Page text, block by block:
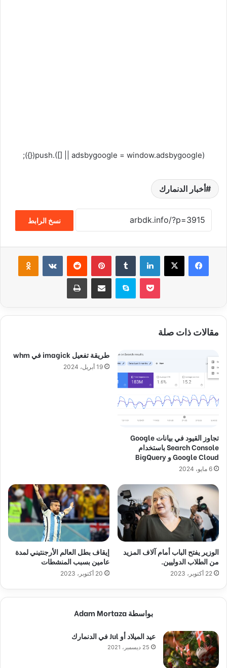
(adsbygoogle = window.adsbygoogle || []).push({});
أخبار الدنمارك
نسخ الرابط
فيسبوك لينكدإن بينتيريست
سكايب
مقالات ذات صلة
تجاوز القيود في بيانات Google
Search Console باستخدام
Google Cloud و BigQuery
6 مايو، 2024
طريقة تفعيل imagick في whm
19 أبريل، 2024
الوزير يفتح الباب أمام آلاف المزيد
من الطلاب الدوليين.
22 أكتوبر، 2023
إيقاف بطل العالم الأرجنتيني لمدة
عامين بسبب المنشطات
20 أكتوبر، 2023
بواسطة Adam Mortaza
عيد الميلاد أو Jul في الدنمارك
25 ديسمبر، 2021